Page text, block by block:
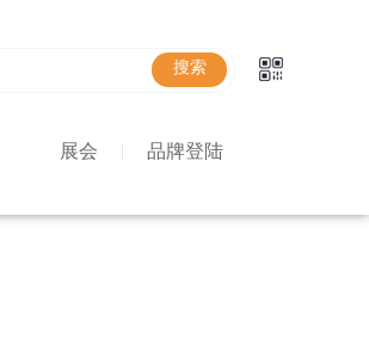
展会 品牌登陆